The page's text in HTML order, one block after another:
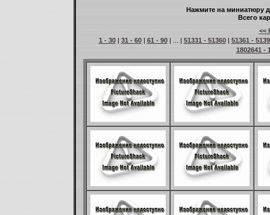
Нажмите на миниатюру
Всего
<<
1 - 30| 31 - 60| 61 - 90| ... | 51331 - 51360| 51361 -
1802641 -